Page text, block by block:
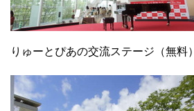
りゅーとぴあの交流ステージ（無料）